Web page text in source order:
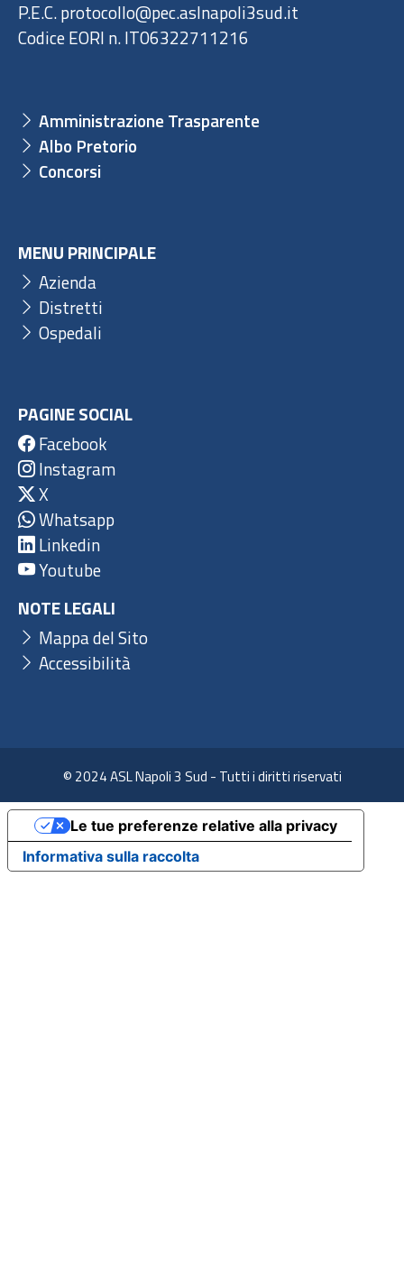
P.E.C. protocollo@pec.aslnapoli3sud.it
Codice EORI n. IT06322711216
Amministrazione Trasparente
Albo Pretorio
Concorsi
MENU PRINCIPALE
Azienda
Distretti
Ospedali
PAGINE SOCIAL
Facebook
Instagram
X
Whatsapp
Linkedin
Youtube
NOTE LEGALI
Mappa del Sito
Accessibilità
© 2024 ASL Napoli 3 Sud - Tutti i diritti riservati
Informativa sulla raccolta
Le tue preferenze relative alla privacy